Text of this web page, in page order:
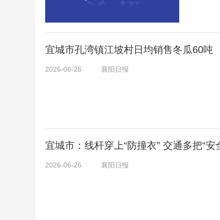
宜城市孔湾镇江坡村日均销售冬瓜60吨
2026-06-26 襄阳日报
宜城市：线杆穿上“防撞衣” 交通多把“安
2026-06-26 襄阳日报